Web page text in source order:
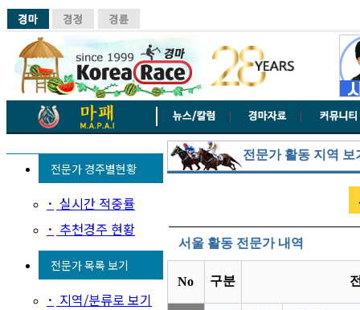
전문가 경주별현황
· 실시간 적중률
· 추천경주 현황
전문가 목록 보기
· 지역/분류로 보기
전문가 활동 지역 보
서울 활동 전문가 내역
No 구분